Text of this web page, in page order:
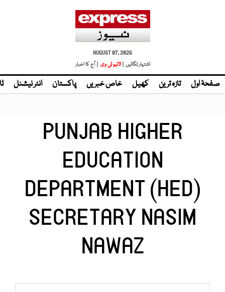
AUGUST 07, 2026
اشتہار لگائیں |
| آج کا اخبار
صفحۂ اول تازہ ترین کھیل خاص خبریں پاکستان انٹر نیشنل
PUNJAB HIGHER
EDUCATION
DEPARTMENT (HED)
SECRETARY NASIM
NAWAZ